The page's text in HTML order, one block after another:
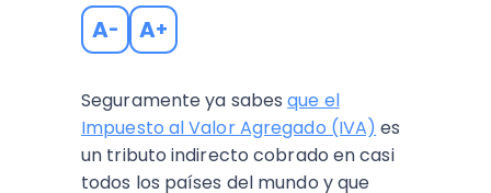
A- A+
Seguramente ya sabesque el
Impuesto al Valor Agregado (IVA) es
un tributo indirecto cobrado en casi
todos los países del mundo y que